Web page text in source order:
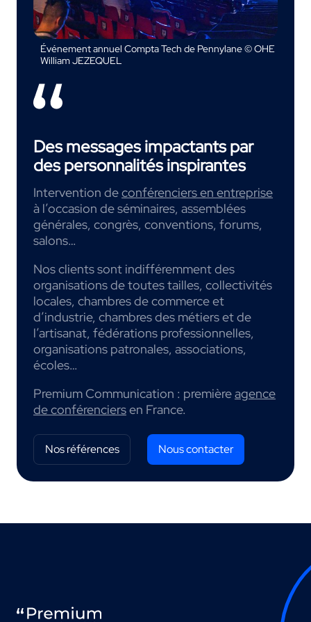
Événement annuel Compta Tech de Pennylane © OHE
William JEZEQUEL
Des messages impactants par
des personnalités inspirantes
Intervention deconférenciers en entreprise
à l’occasion de séminaires, assemblées
générales, congrès, conventions, forums,
salons…
Nos clients sont indifféremment des
organisations de toutes tailles, collectivités
locales, chambres de commerce et
d’industrie, chambres des métiers et de
l’artisanat, fédérations professionnelles,
organisations patronales, associations,
écoles…
Premium Communication : premièreagence
de conférenciersen France.
Nos références Nous contacter